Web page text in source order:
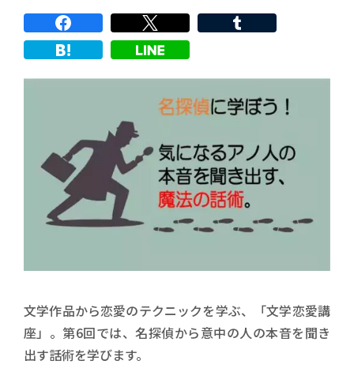
文学作品から恋愛のテクニックを学ぶ、「文学恋愛講
座」。第6回では、名探偵から意中の人の本音を聞き
出す話術を学びます。